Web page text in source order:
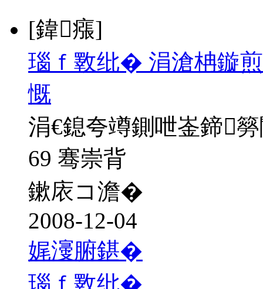
[鍏瘬]
瑙ｆ斁纰� 涓滄柟鏇
慨
涓€鎴夸竴鍘呭崟鍗
69 骞崇背
鏉庡コ澹�
2008-12-04
娓濅腑鍖�
瑙ｆ斁纰�